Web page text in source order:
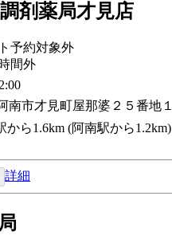
剤薬局才見店
予約対象外
間外
南市才見町屋那婆２５番地１
から1.6km (阿南駅から1.2km)
詳細